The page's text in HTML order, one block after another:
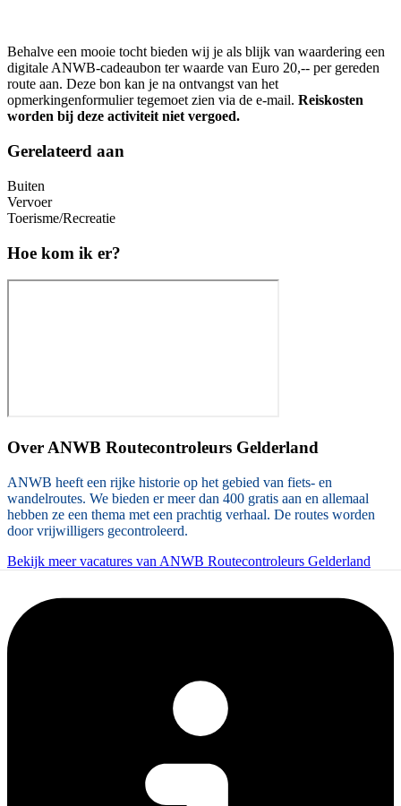
Behalve een mooie tocht bieden wij je als blijk van waardering een
digitale ANWB-cadeaubon ter waarde van Euro 20,-- per gereden
route aan. Deze bon kan je na ontvangst van het
opmerkingenformulier tegemoet zien via de e-mail. Reiskosten
worden bij deze activiteit niet vergoed.
Gerelateerd aan
Buiten
Vervoer
Toerisme/Recreatie
Hoe kom ik er?
Over ANWB Routecontroleurs Gelderland
ANWB heeft een rijke historie op het gebied van fiets- en
wandelroutes. We bieden er meer dan 400 gratis aan en allemaal
hebben ze een thema met een prachtig verhaal. De routes worden
door vrijwilligers gecontroleerd.
Bekijk meer vacatures van ANWB Routecontroleurs Gelderland